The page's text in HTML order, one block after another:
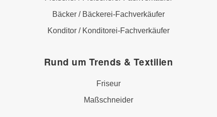
Bäcker / Bäckerei-Fachverkäufer
Konditor / Konditorei-Fachverkäufer
Rund um Trends & Textilien
Friseur
Maßschneider